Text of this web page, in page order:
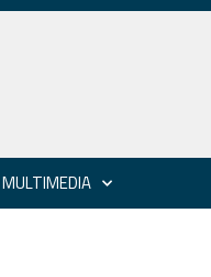
MULTIMEDIA